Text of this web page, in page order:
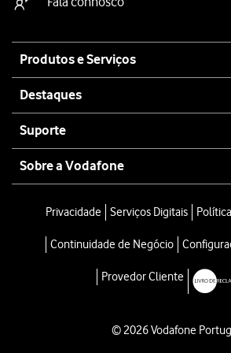
map
Produtos e Serviços
Destaques
Suporte
Sobre a Vodafone
Privacidade Serviços Digitais
Continuidade de Negócio
Provedor Cliente
© 2026 Vodafone